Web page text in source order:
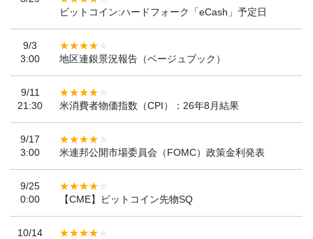
ビットコイン:ハードフォーク「eCash」予定日
9/3
3:00
地区連銀景況報告（ベージュブック）
9/11
21:30
米消費者物価指数（CPI）：26年8月結果
9/17
3:00
米連邦公開市場委員会（FOMC）政策金利発表
9/25
0:00
【CME】ビットコイン先物SQ
10/14